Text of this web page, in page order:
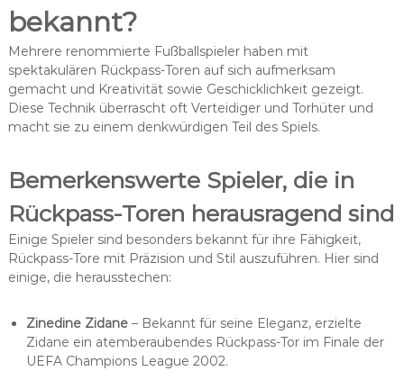
bekannt?
Mehrere renommierte Fußballspieler haben mit
spektakulären Rückpass-Toren auf sich aufmerksam
gemacht und Kreativität sowie Geschicklichkeit gezeigt.
Diese Technik überrascht oft Verteidiger und Torhüter und
macht sie zu einem denkwürdigen Teil des Spiels.
Bemerkenswerte Spieler, die in
Rückpass-Toren herausragend sind
Einige Spieler sind besonders bekannt für ihre Fähigkeit,
Rückpass-Tore mit Präzision und Stil auszuführen. Hier sind
einige, die herausstechen:
Zinedine Zidane– Bekannt für seine Eleganz, erzielte
Zidane ein atemberaubendes Rückpass-Tor im Finale der
UEFA Champions League 2002.